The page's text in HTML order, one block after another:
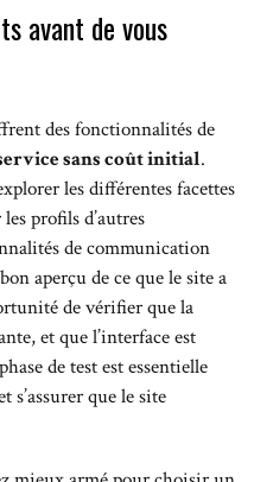
avant de vous
des fonctionnalités de
sans coût initial.
les différentes facettes
profils d’autres
de communication
aperçu de ce que le site a
de vérifier que la
et que l’interface est
de test est essentielle
s’assurer que le site